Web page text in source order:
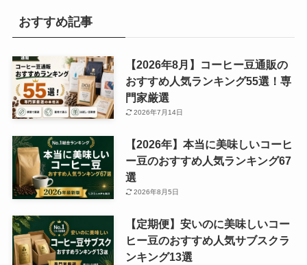
おすすめ記事
【2026年8月】コーヒー豆通販の
おすすめ人気ランキング55選！専
門家厳選
2026年7月14日
【2026年】本当に美味しいコーヒ
ー豆のおすすめ人気ランキング67
選
2026年8月5日
【定期便】安いのに美味しいコー
ヒー豆のおすすめ人気サブスクラ
ンキング13選